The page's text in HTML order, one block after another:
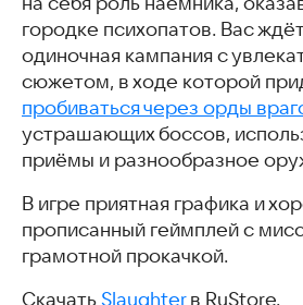
городке психопатов. Вас
одиночная кампания с
сюжетом, в ходе которой
пробиваться через орды
устрашающих боссов,
приёмы и разнообразное
В игре приятная графика и
прописанный геймплей с
грамотной прокачкой.
Скачать Slaughterв RuStore.